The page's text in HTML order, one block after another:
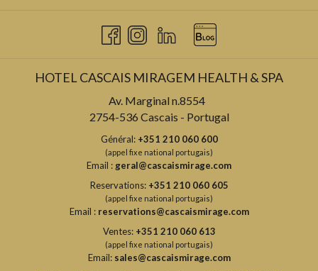
HOTEL CASCAIS MIRAGEM HEALTH & SPA
Av. Marginal n.8554
2754-536 Cascais - Portugal
Général: +351 210 060 600
(appel fixe national portugais)
Email : geral@cascaismirage.com
Reservations: +351 210 060 605
(appel fixe national portugais)
Email : reservations@cascaismirage.com
Ventes: +351 210 060 613
(appel fixe national portugais)
Email: sales@cascaismirage.com